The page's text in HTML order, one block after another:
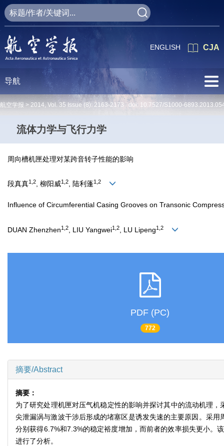
CJA
ENGLISH
导航
航空学报 > 2014, Vol. 35 Issue (8): 2163-2173 doi: 10.7527/S1000-
流体力学与飞行力学
周向槽机匣处理对某跨音转子性能的影响
段真真1,2, 柳阳威1,2, 陆利蓬1,2
Influence of Circumferential Casing Grooves on Transonic
DUAN Zhenzhen1,2 , LIU Yangwei1,2 , LU Lipeng1,2
PDF (PC)
772
摘要/Abstract
摘要：
为了研究处理机匣对压气机稳定性的影响并探讨其中的流动机理
尖泄漏涡与激波干涉后形成的堵塞区是诱发失速的主要原因。采
分别获得6.7%和7.3%的稳定裕度增加，而前者的效率损失更小。
进行了分析。